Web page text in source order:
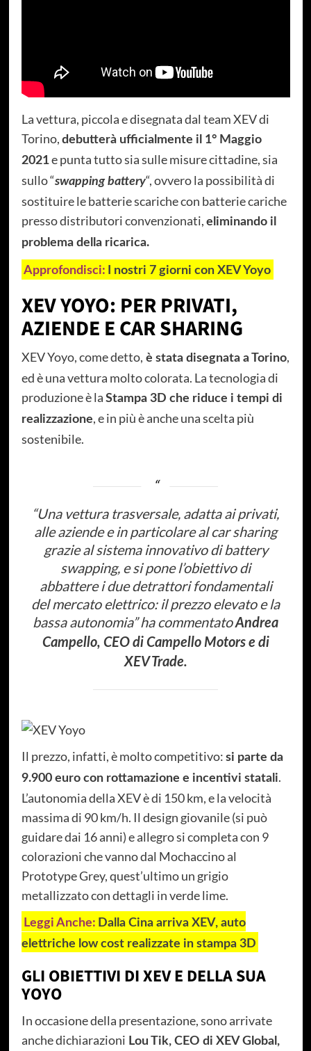
La vettura, piccola e disegnata dal team XEV di
Torino, debutterà ufficialmente il 1° Maggio
2021e punta tutto sia sulle misure cittadine, sia
sullo “swapping battery“, ovvero la possibilità di
sostituire le batterie scariche con batterie cariche
presso distributori convenzionati, eliminando il
problema della ricarica.
Approfondisci: I nostri 7 giorni con XEV Yoyo
XEV YOYO: PER PRIVATI,
AZIENDE E CAR SHARING
XEV Yoyo, come detto, è stata disegnata a Torino,
ed è una vettura molto colorata. La tecnologia di
produzione è la Stampa 3D che riduce i tempi di
realizzazione, e in più è anche una scelta più
sostenibile.
“Una vettura trasversale, adatta ai privati,
alle aziende e in particolare al car sharing
grazie al sistema innovativo di battery
swapping, e si pone l’obiettivo di
abbattere i due detrattori fondamentali
del mercato elettrico: il prezzo elevato e la
bassa autonomia”ha commentatoAndrea
Campello, CEO di Campello Motors e di
XEV Trade.
Il prezzo, infatti, è molto competitivo: si parte da
9.900 euro con rottamazione e incentivi statali.
L’autonomia della XEV è di 150 km, e la velocità
massima di 90 km/h. Il design giovanile (si può
guidare dai 16 anni) e allegro si completa con 9
colorazioni che vanno dal Mochaccino al
Prototype Grey, quest’ultimo un grigio
metallizzato con dettagli in verde lime.
Leggi Anche: Dalla Cina arriva XEV, auto
elettriche low cost realizzate in stampa 3D
GLI OBIETTIVI DI XEV E DELLA SUA
YOYO
In occasione della presentazione, sono arrivate
anche dichiarazioni Lou Tik, CEO di XEV Global,